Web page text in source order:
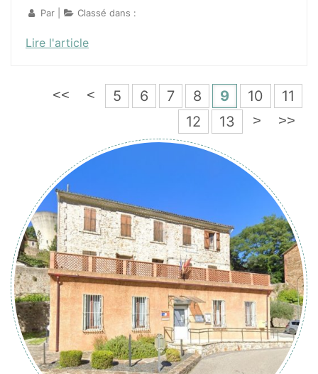
Par Classé dans :
Lire l'article
<< < 5 6 7 8 9 10
11
12
13 > >>